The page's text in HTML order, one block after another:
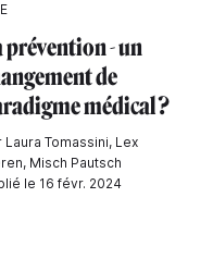
prévention - un
de
médical ?
Laura Tomassini, Lex
Misch Pautsch
le 16 févr. 2024